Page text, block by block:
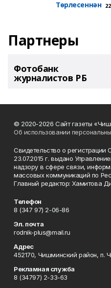
Төрлесеннән
Партнеры
Фотобанк
журналистов РБ
© 2020-2026 Сайт газеты
Об использовании
Свидетельство о
23.07.2015 г. выдано
надзору в сфере связи,
массовых коммуникаций по
Главный редактор: Хамитова
Телефон
8 (347 97) 2-06-86
Эл. почта
rodnik-plus@mail.ru
Адрес
452170, Чишминский район, п.
Рекламная служба
8 (34797) 2-33-63